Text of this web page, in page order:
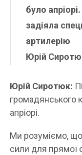
було
задіяла
артилерію
Юрій
Юрій Сиротюк:
громадянського
апріорі.
Ми розуміємо, що
сили для прямої